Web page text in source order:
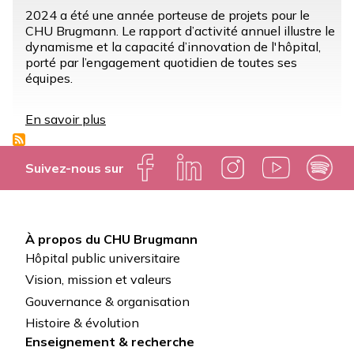
2024 a été une année porteuse de projets pour le
CHU Brugmann. Le rapport d’activité annuel illustre le
dynamisme et la capacité d’innovation de l'hôpital,
porté par l’engagement quotidien de toutes ses
équipes.
En savoir plus
d'activité
2024
Suivez-nous sur
Pied
de
page
À propos du CHU Brugmann
Hôpital public universitaire
Vision, mission et valeurs
Gouvernance & organisation
Histoire & évolution
Enseignement & recherche